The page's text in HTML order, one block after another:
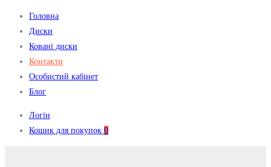
Головна
Диски
Ковані диски
Контакти
Особистий кабінет
Блог
Логін
Кошик для покупок 0